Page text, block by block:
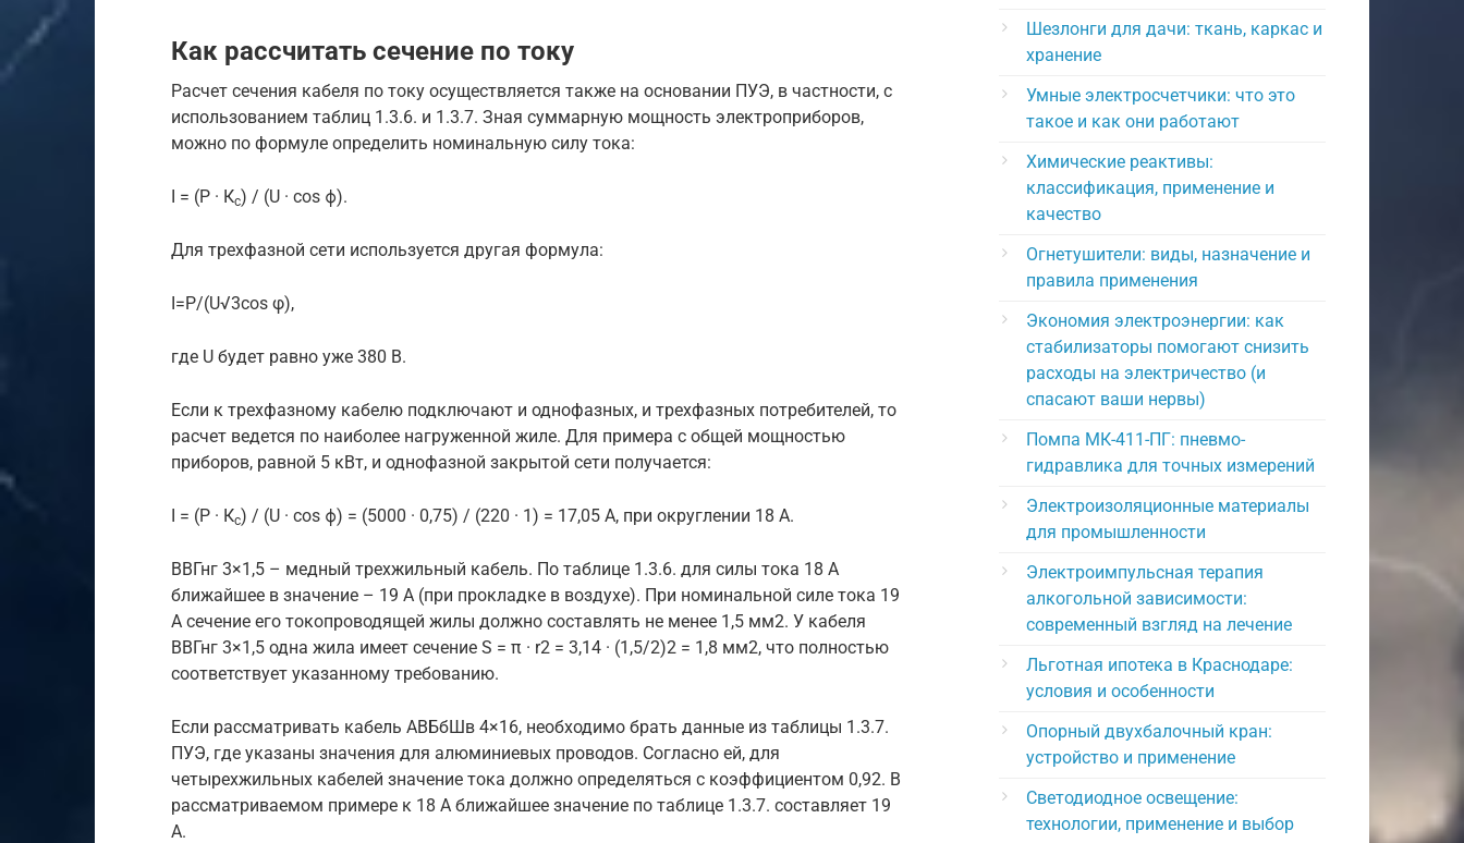
Как рассчитать сечение по току
Расчет сечения кабеля по току осуществляется также на основании ПУЭ, в частности, с
использованием таблиц 1.3.6. и 1.3.7. Зная суммарную мощность электроприборов,
можно по формуле определить номинальную силу тока:
I = (P · Кс) / (U · cos ϕ).
Для трехфазной сети используется другая формула:
I=P/(U√3cos φ),
где U будет равно уже 380 В.
Если к трехфазному кабелю подключают и однофазных, и трехфазных потребителей, то
расчет ведется по наиболее нагруженной жиле. Для примера с общей мощностью
приборов, равной 5 кВт, и однофазной закрытой сети получается:
I = (P · Кс) / (U · cos ϕ) = (5000 · 0,75) / (220 · 1) = 17,05 А, при округлении 18 А.
BBГнг 3×1,5 – медный трехжильный кабель. По таблице 1.3.6. для силы тока 18 А
ближайшее в значение – 19 А (при прокладке в воздухе). При номинальной силе тока 19
А сечение его токопроводящей жилы должно составлять не менее 1,5 мм2. У кабеля
BBГнг 3×1,5 одна жила имеет сечение S = π · r2 = 3,14 · (1,5/2)2 = 1,8 мм2, что полностью
соответствует указанному требованию.
Если рассматривать кабель ABБбШв 4×16, необходимо брать данные из таблицы 1.3.7.
ПУЭ, где указаны значения для алюминиевых проводов. Согласно ей, для
четырехжильных кабелей значение тока должно определяться с коэффициентом 0,92. В
рассматриваемом примере к 18 А ближайшее значение по таблице 1.3.7. составляет 19
А.
Шезлонги для дачи: ткань, каркас и
хранение
Умные электросчетчики: что это
такое и как они работают
Химические реактивы:
классификация, применение и
качество
Огнетушители: виды, назначение и
правила применения
Экономия электроэнергии: как
стабилизаторы помогают снизить
расходы на электричество (и
спасают ваши нервы)
Помпа МК-411-ПГ: пневмо-
гидравлика для точных измерений
Электроизоляционные материалы
для промышленности
Электроимпульсная терапия
алкогольной зависимости:
современный взгляд на лечение
Льготная ипотека в Краснодаре:
условия и особенности
Опорный двухбалочный кран:
устройство и применение
Светодиодное освещение:
технологии, применение и выбор